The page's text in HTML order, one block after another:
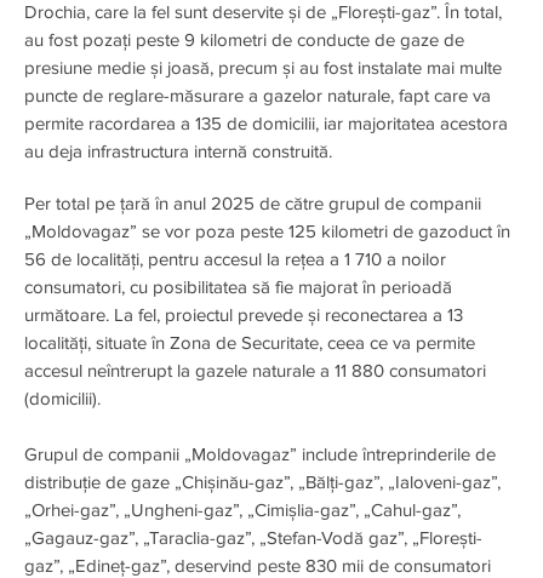
Drochia, care la fel sunt deservite și de „Florești-gaz”. În total,
au fost pozați peste 9 kilometri de conducte de gaze de
presiune medie și joasă, precum și au fost instalate mai multe
puncte de reglare-măsurare a gazelor naturale, fapt care va
permite racordarea a 135 de domicilii, iar majoritatea acestora
au deja infrastructura internă construită.
Per total pe țară în anul 2025 de către grupul de companii
„Moldovagaz” se vor poza peste 125 kilometri de gazoduct în
56 de localități, pentru accesul la rețea a 1 710 a noilor
consumatori, cu posibilitatea să fie majorat în perioadă
următoare. La fel, proiectul prevede și reconectarea a 13
localități, situate în Zona de Securitate, ceea ce va permite
accesul neîntrerupt la gazele naturale a 11 880 consumatori
(domicilii).
Grupul de companii „Moldovagaz” include întreprinderile de
distribuție de gaze „Chișinău-gaz”, „Bălți-gaz”, „Ialoveni-gaz”,
„Orhei-gaz”, „Ungheni-gaz”, „Cimișlia-gaz”, „Cahul-gaz”,
„Gagauz-gaz”, „Taraclia-gaz”, „Stefan-Vodă gaz”, „Florești-
gaz”, „Edineț-gaz”, deservind peste 830 mii de consumatori